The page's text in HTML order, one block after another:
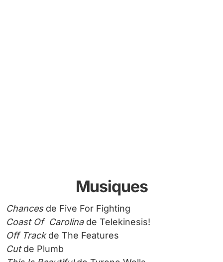
Musiques
Chancesde Five For Fighting
Coast Of Carolinade Telekinesis!
Off Trackde The Features
Cutde Plumb